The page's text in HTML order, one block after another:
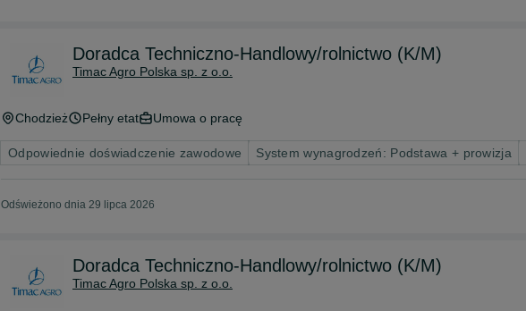
Doradca Techniczno-Handlowy/rolnictwo (K/M)
Timac Agro Polska sp. z o.o.
Chodzież Pełny etat Umowa o pracę
Odpowiednie doświadczenie zawodowe System wynagrodzeń: Podstawa + prowizja
Odświeżono dnia 29 lipca 2026
Doradca Techniczno-Handlowy/rolnictwo (K/M)
Timac Agro Polska sp. z o.o.